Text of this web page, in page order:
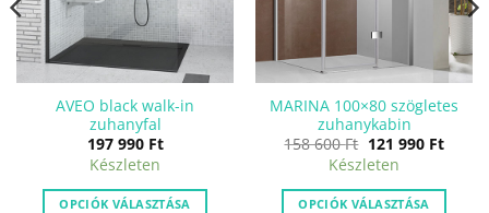
AVEO black walk-in
zuhanyfal
197 990 Ft
Készleten
OPCIÓK VÁLASZTÁSA
MARINA 100×80 szögletes
zuhanykabin
158 600Ft Original
price
was:
158
600 Ft.
121 990 Ft
121
Készleten
OPCIÓK VÁLASZTÁSA